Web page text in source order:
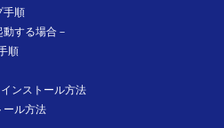
手順
する場合－
順
ンストール方法
ール方法